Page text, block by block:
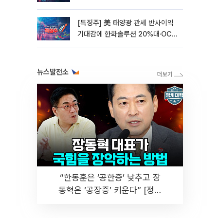
[특징주] 美 태양광 관세 반사이익
기대감에 한화솔루션 20%대·OCI
뉴스발전소
“한동훈은 ‘공한증’ 낮추고 장
동혁은 ‘공장증’ 키운다” [정치